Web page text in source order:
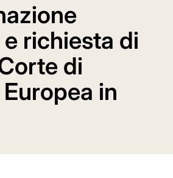
richiesta di
di
in